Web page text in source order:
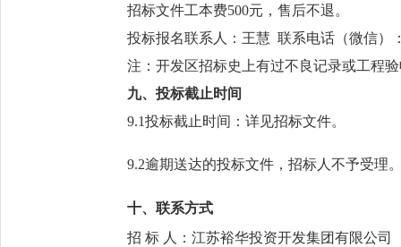
招标文件工本费500元，售后不退。
投标报名联系人： 王慧 联系电话（微信）
注：开发区招标史上有过不良记录或工程
九、投标截止时间
9.1投标截止时间 ： 详见招标文件。
9.2逾期送达的投标文件，招标人不予受理
十、联系方式
招 标 人：江苏裕华投资开发集团有限公司